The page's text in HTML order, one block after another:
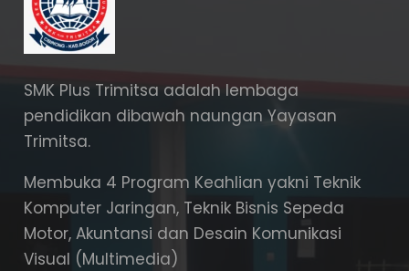
SMK Plus Trimitsa adalah lembaga
pendidikan dibawah naungan Yayasan
Trimitsa.
Membuka 4 Program Keahlian yakni Teknik
Komputer Jaringan, Teknik Bisnis Sepeda
Motor, Akuntansi dan Desain Komunikasi
Visual (Multimedia)